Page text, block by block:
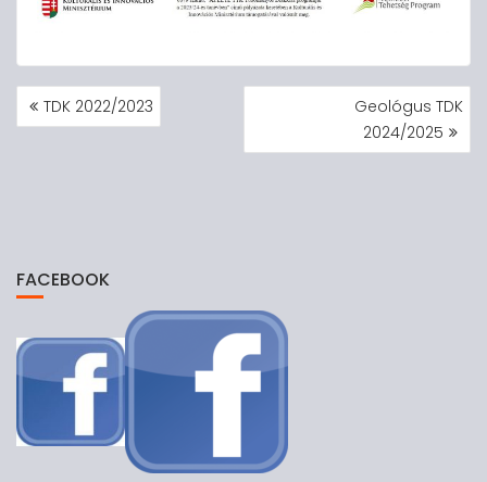
BEJEGYZÉS
NAVIGÁCIÓ
TDK 2022/2023
Geológus TDK
2024/2025
FACEBOOK